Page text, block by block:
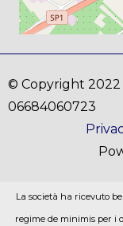
© Copyright 2022
06684060723
La società ha ricevuto
regime de minimis per i